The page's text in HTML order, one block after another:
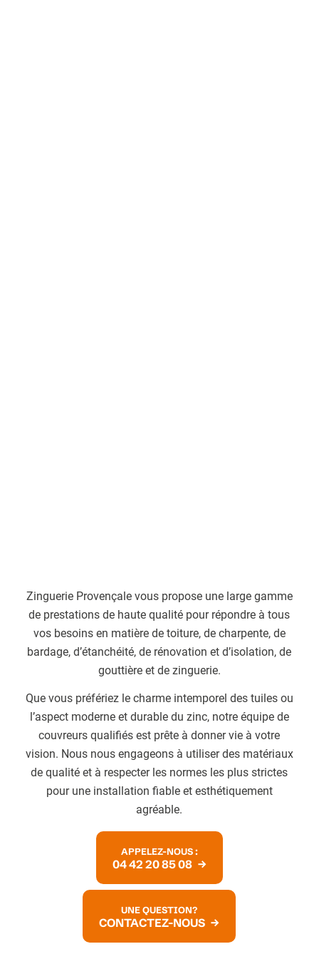
Zinguerie Provençale vous propose une large gamme
de prestations de haute qualité pour répondre à tous
vos besoins en matière de toiture, de charpente, de
bardage, d’étanchéité, de rénovation et d’isolation, de
gouttière et de zinguerie.
Que vous préfériez le charme intemporel des tuiles ou
l’aspect moderne et durable du zinc, notre équipe de
couvreurs qualifiés est prête à donner vie à votre
vision. Nous nous engageons à utiliser des matériaux
de qualité et à respecter les normes les plus strictes
pour une installation fiable et esthétiquement
agréable.
APPELEZ-NOUS :
04 42 20 85 08
UNE QUESTION?
CONTACTEZ-NOUS